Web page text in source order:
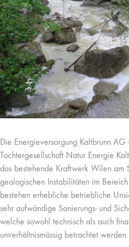
Die Energieversorgung Kaltbrunn AG
Tochtergesellschaft Natur Energie
das bestehende Kraftwerk Wilen am
geologischen Instabilitäten im
bestehen erhebliche betriebliche
sehr aufwändige Sanierungs- und
welche sowohl technisch als auch
unverhältnismässig betrachtet werden